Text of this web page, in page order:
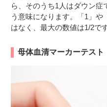
ら、そのうち1人はダウン症
う意味になります。「1」や
はなく、最大の数値は1/2です
母体血清マーカーテスト